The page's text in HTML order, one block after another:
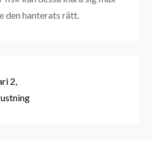
den hanterats rätt.
2,